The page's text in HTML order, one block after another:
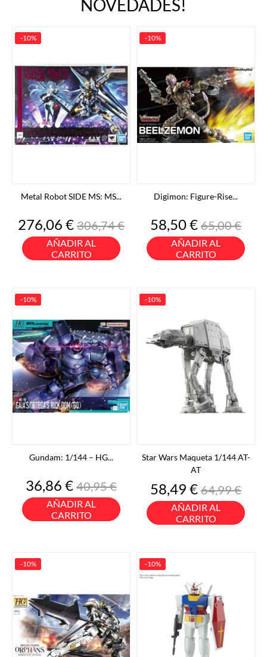
NOVEDADES!
Metal Robot SIDE MS: MS...
Precio
276,06 €Precio
base
306,74 €
AÑADIR AL
CARRITO
-10%
Digimon: Figure-Rise...
Precio
58,50 €Precio
base
65,00 €
AÑADIR AL
CARRITO
-10%
Gundam: 1/144 – HG...
Precio
36,86 €Precio
base
40,95 €
AÑADIR AL
CARRITO
-10%
Star Wars Maqueta 1/144 AT-
AT
Precio
58,49 €Precio
base
64,99 €
AÑADIR AL
CARRITO
-10%
-10% -10%